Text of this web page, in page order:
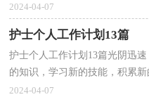
的人吧。那么我们该怎么去写计
2024-04-07
护士个人工作计划13篇
护士个人工作计划13篇光阴迅
的知识，学习新的技能，积累
作做一个详细的计划了。计划
2024-04-07